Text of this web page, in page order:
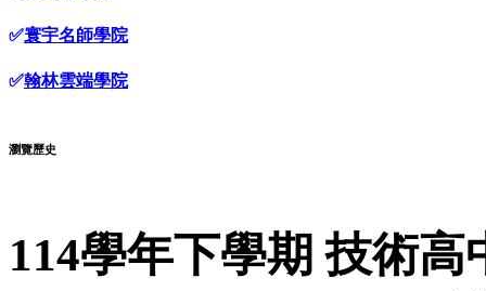
✅寰宇名師學院
✅翰林雲端學院
瀏覽歷史
114學年下學期 技術